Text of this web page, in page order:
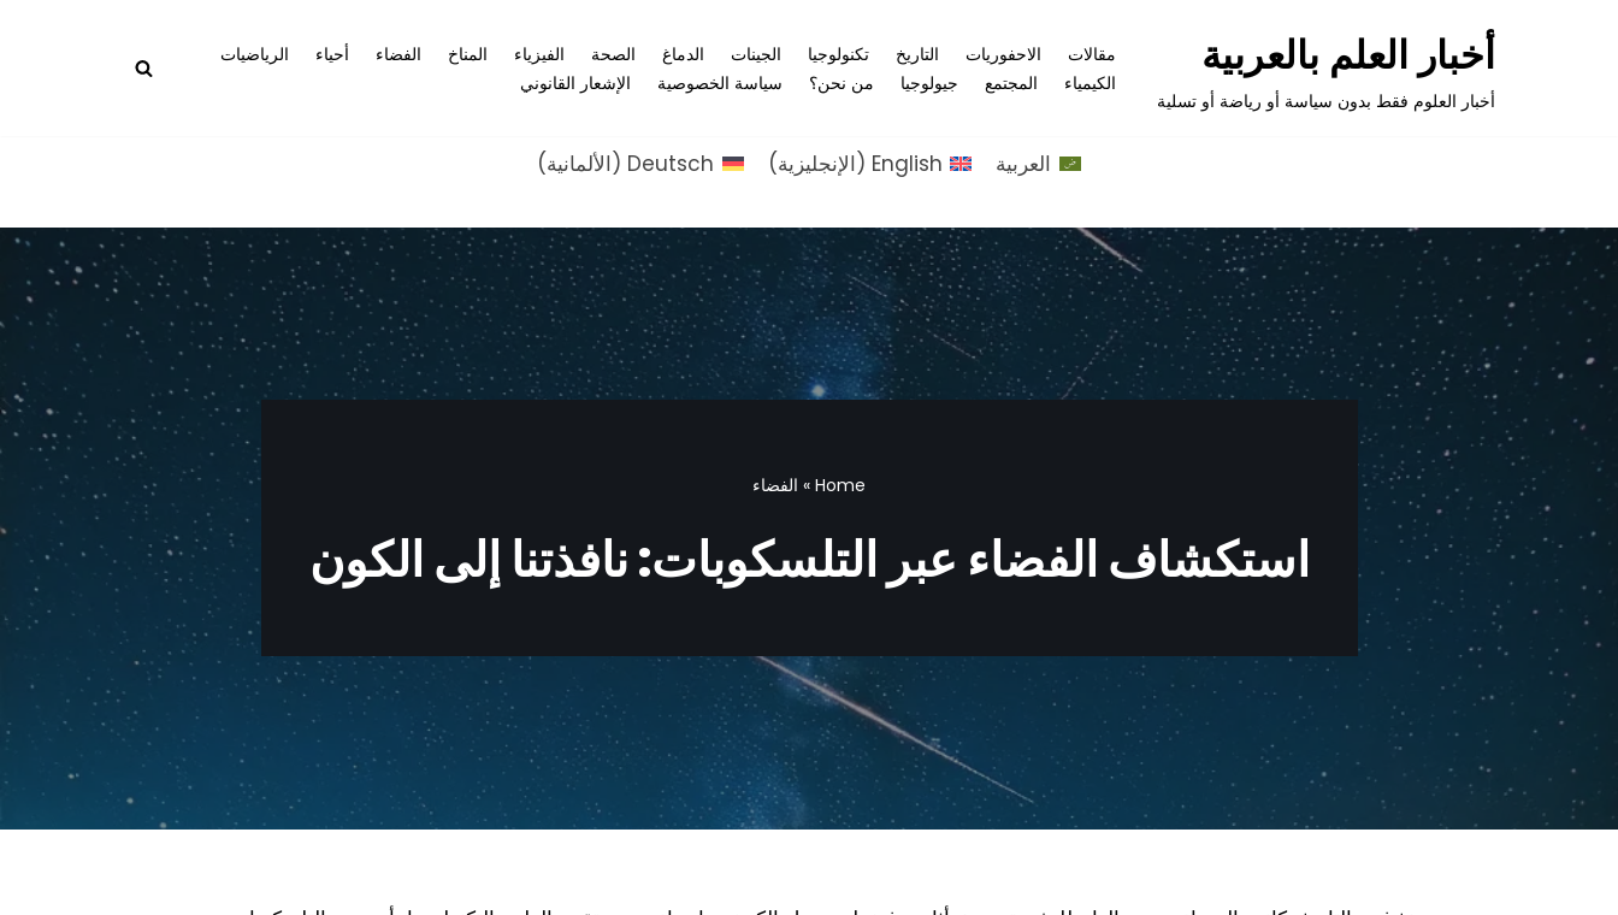
أخبار العلم بالعربية
أخبار العلوم فقط بدون سياسة أو رياضة أو تسلية
مقالات الاحفوريات التاريخ تكنولوجيا الجينات الدماغ الصحة الفيزياء المناخ الفضاء أحياء
الرياضيات
الكيمياء
المجتمع جيولوجيا من نحن؟ سياسة الخصوصية الإشعار القانوني
العربية English
(الإنجليزية)
Deutsch
(الألمانية)
Home
» الفضاء
استكشاف الفضاء عبر التلسكوبات: نافذتنا إلى الكون